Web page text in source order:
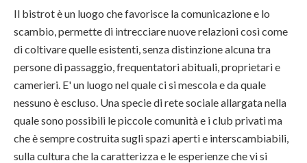
Il bistrot è un luogo che favorisce la comunicazione e lo
scambio, permette di intrecciare nuove relazioni così come
di coltivare quelle esistenti, senza distinzione alcuna tra
persone di passaggio, frequentatori abituali, proprietari e
camerieri. E' un luogo nel quale ci si mescola e da quale
nessuno è escluso. Una specie di rete sociale allargata nella
quale sono possibili le piccole comunità e i club privati ma
che è sempre costruita sugli spazi aperti e interscambiabili,
sulla cultura che la caratterizza e le esperienze che vi si